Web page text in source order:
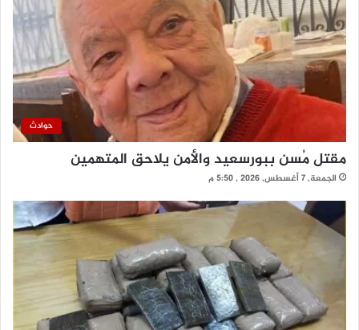
حوادث
مقتل مُسن ببورسعيد والأمن يلاحق المتهمين
الجمعة, 7 أغسطس, 2026 , 5:50 م